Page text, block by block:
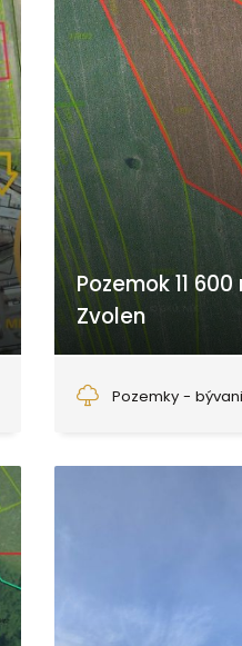
Pozemok 11
Zvolen
Pozemky -